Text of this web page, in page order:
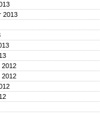
2013
2012
2012